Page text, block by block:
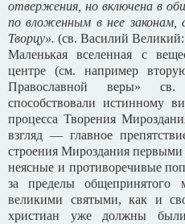
отвержения, но включена в
по вложенным в нее законам,
Творцу». (св. Василий
Маленькая вселенная с
центре (см. например
Православной веры»
способствовали истинному
процесса Творения
взгляд — главное
строения Мироздания
неясные и противоречивые
за пределы общепринятого
великими святыми, как и
христиан уже должны были